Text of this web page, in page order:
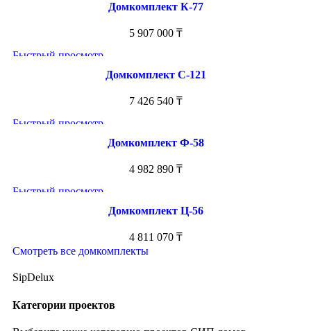
Домкомплект К-77
5 907 000 ₸
Быстрый просмотр
Домкомплект С-121
7 426 540 ₸
Быстрый просмотр
Домкомплект Ф-58
4 982 890 ₸
Быстрый просмотр
Домкомплект Ц-56
4 811 070 ₸
Смотреть все домкомплекты
SipDelux
Категории проектов